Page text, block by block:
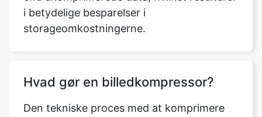
Hvad gør en billedkompressor?
en billedfilstørrelse uden at ofre dens
kvalitet er kendt som billedkomprimering.
Dette resulterer i, at det digitale billede